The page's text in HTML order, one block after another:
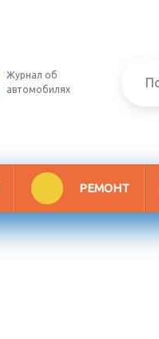
Журнал об
автомобилях
РЕМОНТ